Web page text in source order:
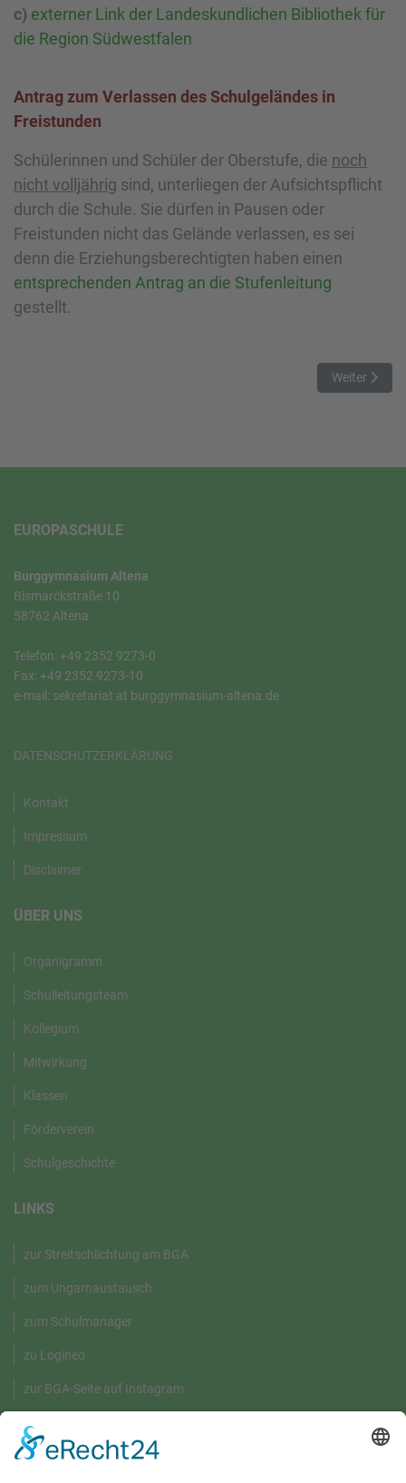
c) externer Link der Landeskundlichen Bibliothek für
die Region Südwestfalen
Antrag zum Verlassen des Schulgeländes in
Freistunden
Schülerinnen und Schüler der Oberstufe, die noch
nicht volljährig sind, unterliegen der Aufsichtspflicht
durch die Schule. Sie dürfen in Pausen oder
Freistunden nicht das Gelände verlassen, es sei
denn die Erziehungsberechtigten haben einen
entsprechenden Antrag an die Stufenleitung
gestellt.
Nächster
Weiter
EUROPASCHULE
Burggymnasium Altena
Bismarckstraße 10
58762 Altena
Telefon: +49 2352 9273-0
Fax: +49 2352 9273-10
e-mail: sekretariat at burggymnasium-altena.de
DATENSCHUTZERKLÄRUNG
Kontakt
Impressum
Disclaimer
ÜBER UNS
Organigramm
Schulleitungsteam
Kollegium
Mitwirkung
Klassen
Förderverein
Schulgeschichte
LINKS
zur Streitschlichtung am BGA
zum Ungarnaustausch
zum Schulmanager
zu Logineo
zur BGA-Seite auf Instagram
GRÜNE UMWELT-BOX